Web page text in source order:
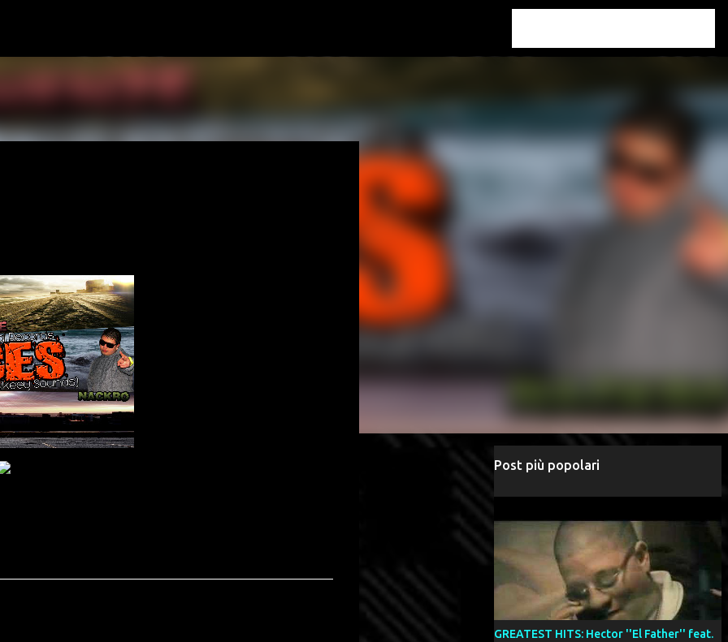
Post più popolari
GREATEST HITS: Hector ''El Father'' feat.